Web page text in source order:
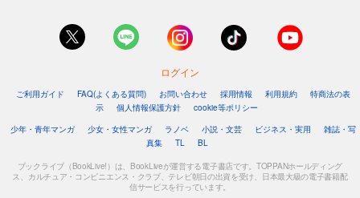
ログイン
ご利用ガイド FAQ(よくある質問) お問い合わせ 採用情報 利用規約
特商法の表
示
個人情報保護方針
cookie等ポリシー
少年・青年マンガ
少女・女性マンガ ラノベ 小説・文芸 ビジネス・実用
雑誌・写
真集
TL BL
ブックライブ（BookLive!）は、BookLiveが運営する電子書店です。TOPPANホールディング
ス、カルチュア・コンビニエンス・クラブ、テレビ朝日の出資を受け、日本最大級の電子書籍配
信サービスを行っています。